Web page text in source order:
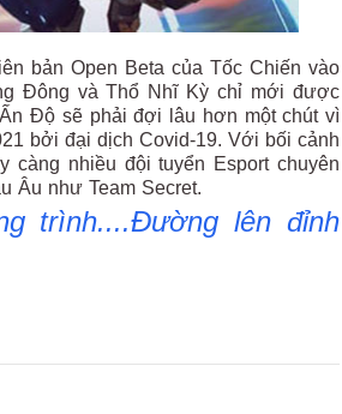
bản Open Beta của Tốc Chiến vào
Đông và Thổ Nhĩ Kỳ chỉ mới được
Độ sẽ phải đợi lâu hơn một chút vì
bởi đại dịch Covid-19. Với bối cảnh
càng nhiều đội tuyển Esport chuyên
Âu như Team Secret.
trình....Đường lên đỉnh